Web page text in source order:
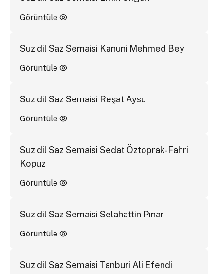
Görüntüle
Suzidil Saz Semaisi Kanuni Mehmed Bey
Görüntüle
Suzidil Saz Semaisi Reşat Aysu
Görüntüle
Suzidil Saz Semaisi Sedat Öztoprak-Fahri
Kopuz
Görüntüle
Suzidil Saz Semaisi Selahattin Pınar
Görüntüle
Suzidil Saz Semaisi Tanburi Ali Efendi